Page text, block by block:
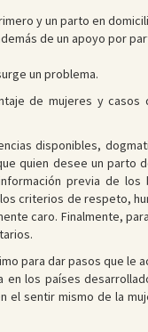
y un parto en
de un apoyo por
un problema.
de mujeres y casos
disponibles,
quien desee un parto
previa de los
criterios de respeto,
caro. Finalmente,
para dar pasos que le
los países
el sentir mismo de la